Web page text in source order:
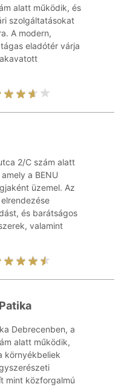
alatt működik, és
szolgáltatásokat
A modern,
eladótér várja
2/C szám alatt
a BENU
üzemel. Az
és barátságos
valamint
Debrecenben, a
alatt működik,
környékbeliek
mint közforgalmú